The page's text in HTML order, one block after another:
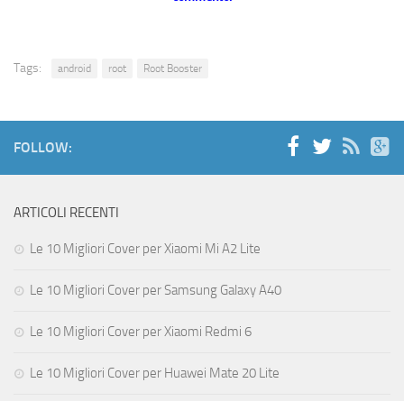
Tags: android root Root Booster
FOLLOW:
ARTICOLI RECENTI
Le 10 Migliori Cover per Xiaomi Mi A2 Lite
Le 10 Migliori Cover per Samsung Galaxy A40
Le 10 Migliori Cover per Xiaomi Redmi 6
Le 10 Migliori Cover per Huawei Mate 20 Lite